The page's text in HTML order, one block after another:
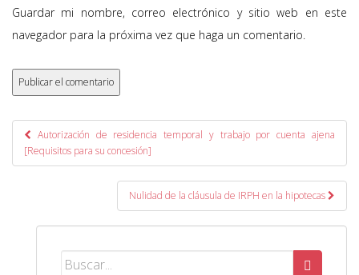
Guardar mi nombre, correo electrónico y sitio web en este
navegador para la próxima vez que haga un comentario.
Post navigation
Autorización de residencia temporal y trabajo por cuenta ajena
[Requisitos para su concesión]
Nulidad de la cláusula de IRPH en la hipotecas